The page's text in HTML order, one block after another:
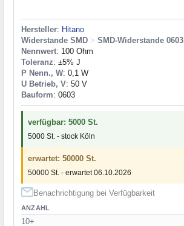
Hersteller: Hitano
Widerstande SMD > SMD-Widerstande 0603
Nennwert: 100 Ohm
Toleranz: ±5% J
P Nenn., W: 0,1 W
U Betrieb, V: 50 V
Bauform: 0603
verfügbar: 5000 St.
5000 St. - stock Köln
erwartet: 50000 St.
50000 St. - erwartet 06.10.2026
Benachrichtigung bei Verfügbarkeit
ANZAHL
10+